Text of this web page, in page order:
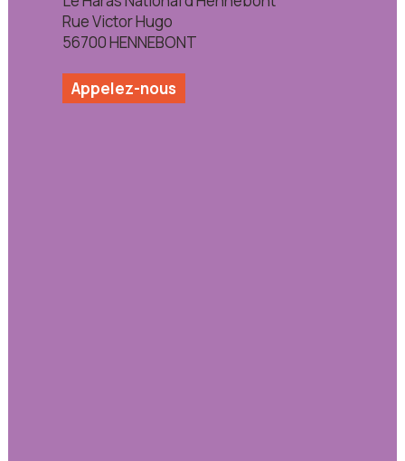
Rue Victor Hugo
56700 HENNEBONT
Appelez-nous